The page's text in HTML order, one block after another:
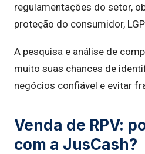
regulamentações do setor,
proteção do consumidor,
A pesquisa e análise de
muito suas chances de
negócios confiável e evitar
Venda de RPV:
com a JusCash?